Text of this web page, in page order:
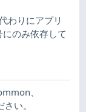
わりにアプリ
のみ依存して
、
い。